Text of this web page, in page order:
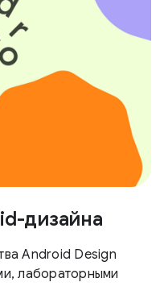
дизайна
Android Design
лабораторными